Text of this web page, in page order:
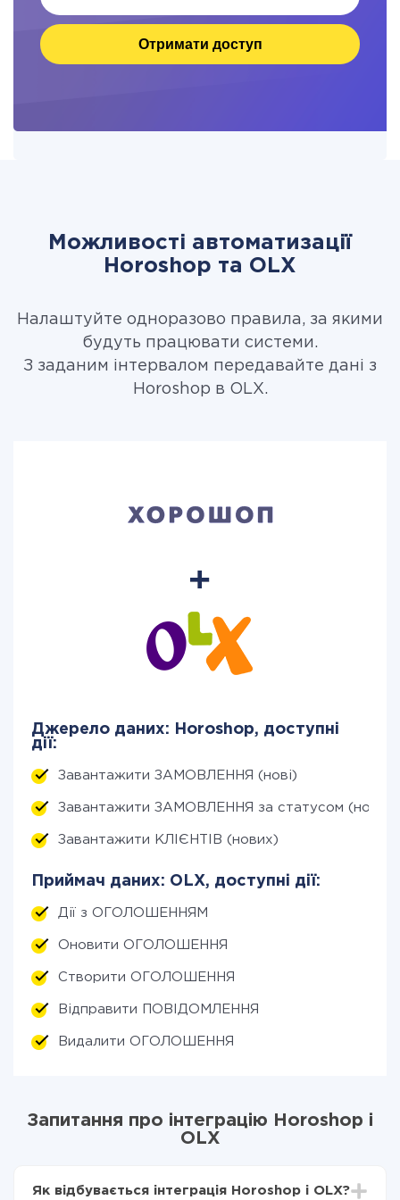
Отримати доступ
Можливості автоматизації
Horoshop та OLX
Налаштуйте одноразово правила, за якими
будуть працювати системи.
З заданим інтервалом передавайте дані з
Horoshop в OLX.
Джерело даних: Horoshop, доступні
дії:
Завантажити ЗАМОВЛЕННЯ (нові)
Завантажити ЗАМОВЛЕННЯ за статусом (нові)
Завантажити КЛІЄНТІВ (нових)
Приймач даних: OLX, доступні дії:
Дії з ОГОЛОШЕННЯМ
Оновити ОГОЛОШЕННЯ
Створити ОГОЛОШЕННЯ
Відправити ПОВІДОМЛЕННЯ
Видалити ОГОЛОШЕННЯ
Запитання про інтеграцію Horoshop і
OLX
Як відбувається інтеграція Horoshop і OLX?